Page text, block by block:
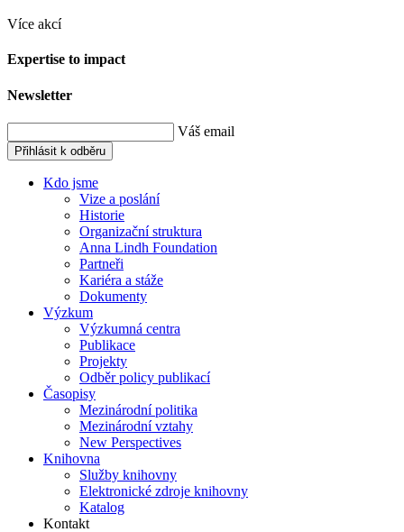
Více akcí
Expertise to impact
Newsletter
Váš email
Přihlásit k odběru
Kdo jsme
Vize a poslání
Historie
Organizační struktura
Anna Lindh Foundation
Partneři
Kariéra a stáže
Dokumenty
Výzkum
Výzkumná centra
Publikace
Projekty
Odběr policy publikací
Časopisy
Mezinárodní politika
Mezinárodní vztahy
New Perspectives
Knihovna
Služby knihovny
Elektronické zdroje knihovny
Katalog
Kontakt